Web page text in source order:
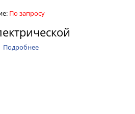
По запросу
Подробнее